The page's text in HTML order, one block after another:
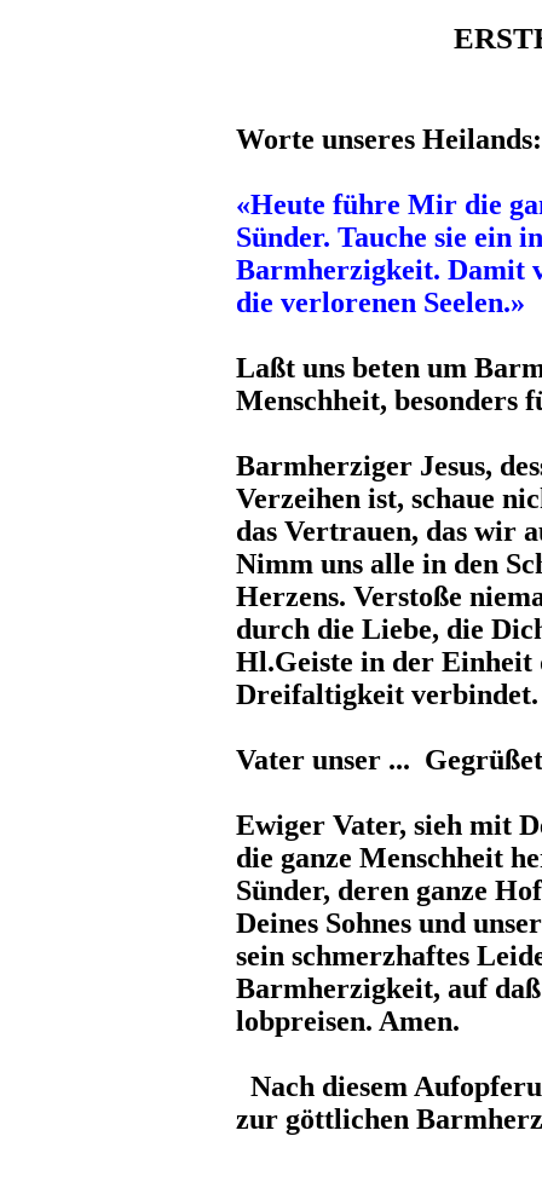
Worte unseres Heilands:
«Heute führe Mir die
Sünder. Tauche sie ein
Barmherzigkeit. Damit
die verlorenen Seelen.»
Laßt uns beten um
Menschheit, besonders
Barmherziger Jesus,
Verzeihen ist, schaue
das Vertrauen, das wir
Nimm uns alle in den
Herzens. Verstoße
durch die Liebe, die
Hl.Geiste in der Einheit
Dreifaltigkeit verbindet.
Vater unser ...
Ewiger Vater, sieh mit
die ganze Menschheit
Sünder, deren ganze
Deines Sohnes und
sein schmerzhaftes
Barmherzigkeit, auf
lobpreisen. Amen.
Nach diesem
zur göttlichen